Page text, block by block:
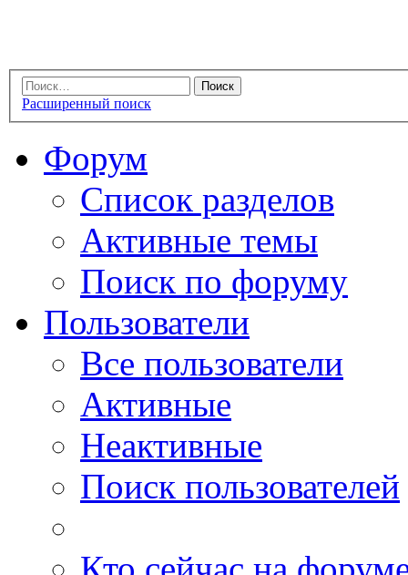
Расширенный поиск
Форум
Список разделов
Активные темы
Поиск по форуму
Пользователи
Все пользователи
Активные
Неактивные
Поиск пользователей